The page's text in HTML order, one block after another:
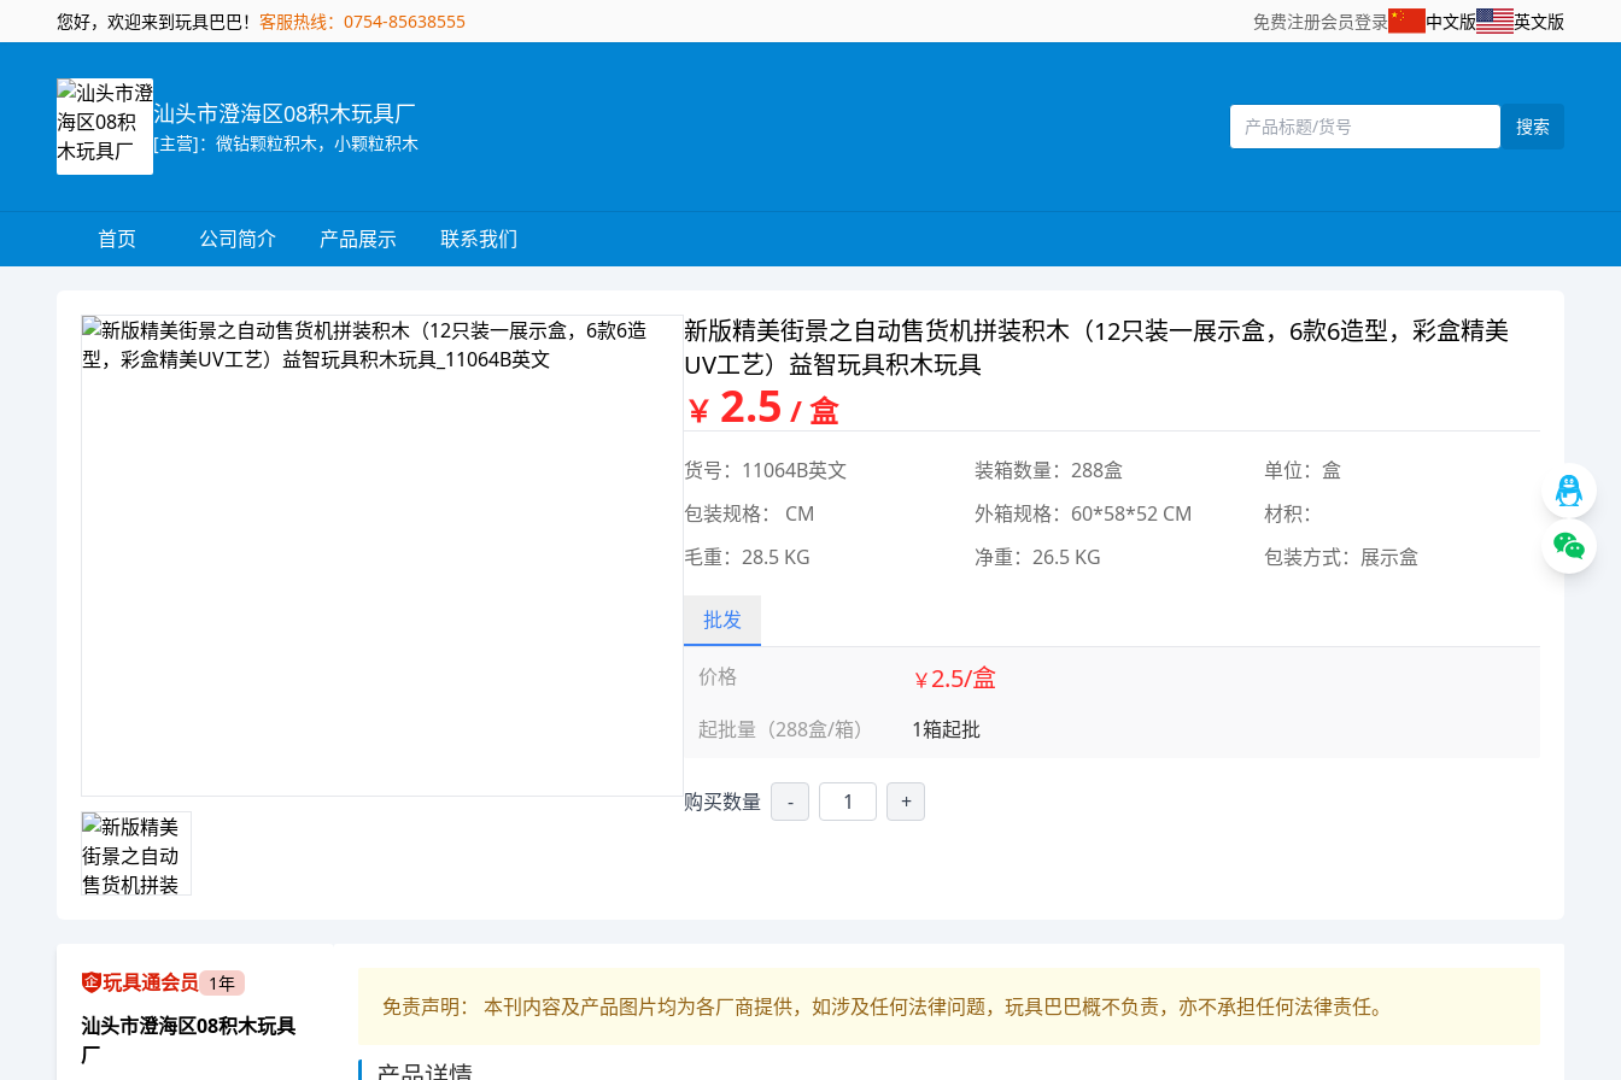
您好，欢迎来到玩具巴巴！ 客服热线：0754-85638555 免费注册会员登录 中文版 英文版
汕头市澄海区08积木玩具厂
[主营]：微钻颗粒积木，小颗粒积木
搜索
首页 公司简介 产品展示 联系我们
新版精美街景之自动售货机拼装积木（12只装一展示盒，6款6造型，彩盒精美
UV工艺）益智玩具积木玩具
￥ 2.5 / 盒
货号：11064B英文 装箱数量：288盒
单位：盒
包装规格： CM
外箱规格：60*58*52 CM
材积：
毛重：28.5 KG
净重：26.5 KG 包装方式：展示盒
批发
价格
起批量（288盒/箱）
￥2.5/盒
1箱起批
购买数量 - +
玩具通会员 1年
汕头市澄海区08积木玩具
厂
免责声明： 本刊内容及产品图片均为各厂商提供，如涉及任何法律问题，玩具巴巴概不负责，亦不承担任何法律责任。